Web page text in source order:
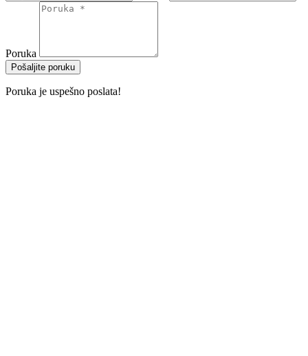
Poruka
Pošaljite poruku
Poruka je uspešno poslata!